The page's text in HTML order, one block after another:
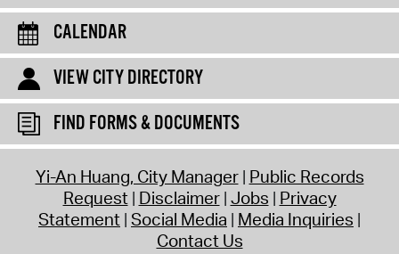
CALENDAR
VIEW CITY DIRECTORY
FIND FORMS & DOCUMENTS
Yi-An Huang, City Manager Public Records
Request Disclaimer Jobs Privacy
Statement Social Media Media Inquiries
Contact Us